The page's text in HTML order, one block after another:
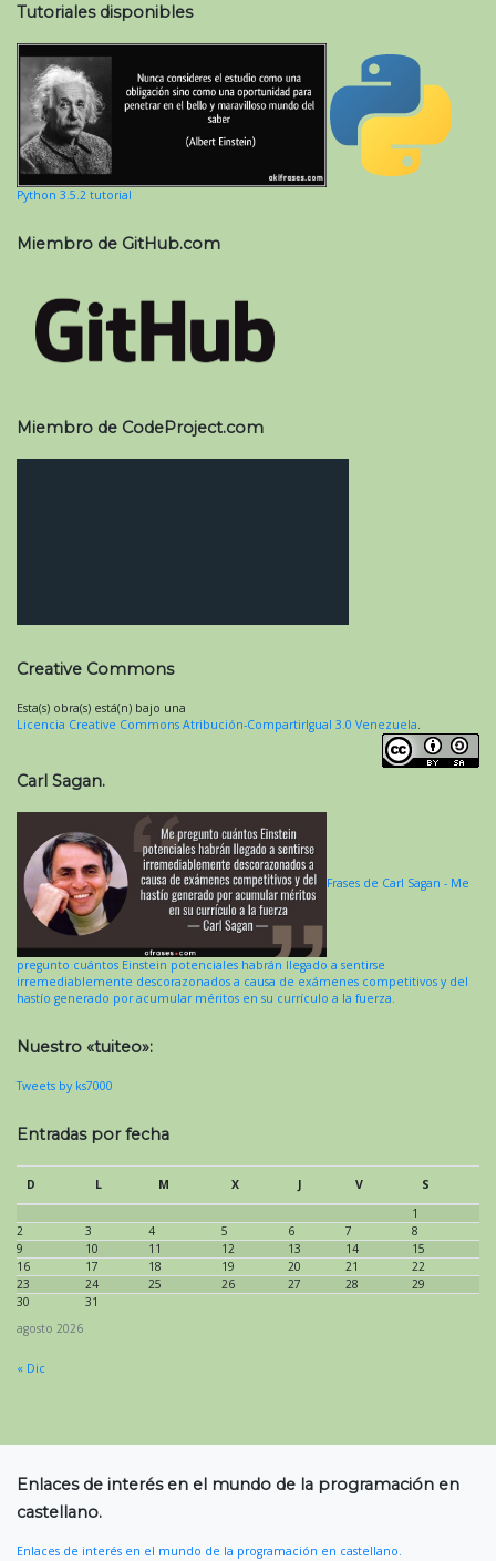
Tutoriales disponibles
Python 3.5.2 tutorial
Miembro de GitHub.com
Miembro de CodeProject.com
Creative Commons
Esta(s) obra(s) está(n) bajo una
Licencia Creative Commons Atribución-CompartirIgual 3.0 Venezuela
Carl Sagan.
Frases de Carl Sagan - Me
pregunto cuántos Einstein potenciales habrán llegado a sentirse
irremediablemente descorazonados a causa de exámenes competitivos y del
hastío generado por acumular méritos en su currículo a la fuerza.
Nuestro «tuiteo»:
Tweets by ks7000
Entradas por fecha
agosto 2026
D L M X J V
S
1
2
3 4 5 6 7
8
9
10 11 12 13 14
15
16
17 18 19 20 21
22
23
24 25 26 27 28
29
30
31
« Dic
Enlaces de interés en el mundo de la programación en
castellano.
Enlaces de interés en el mundo de la programación en castellano.